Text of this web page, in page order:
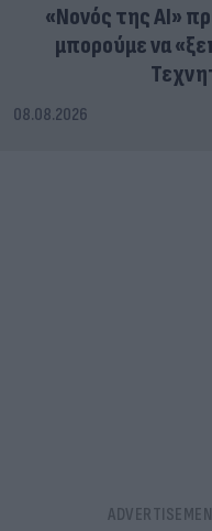
«Νονός της AI»
μπορούμε να
08.08.2026